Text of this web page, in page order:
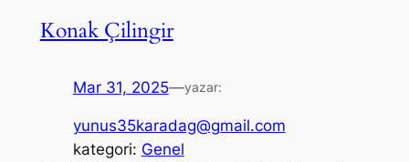
Konak Çilingir
Mar 31, 2025—yazar:
yunus35karadag@gmail.com
kategori: Genel